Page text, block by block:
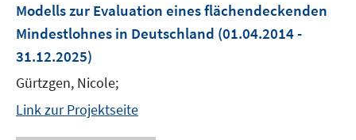
Modells zur Evaluation eines flächendeckenden
Mindestlohnes in Deutschland (01.04.2014 -
31.12.2025)
Gürtzgen, Nicole;
Link zur Projektseite